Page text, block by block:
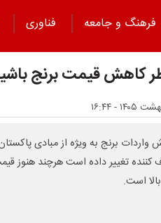
فرهنگ و جامعه فناوری
کاهش قیمت برنج
واردات برنج به ویژه از مبادی
تغییر داده است هرچند هنوز
است.